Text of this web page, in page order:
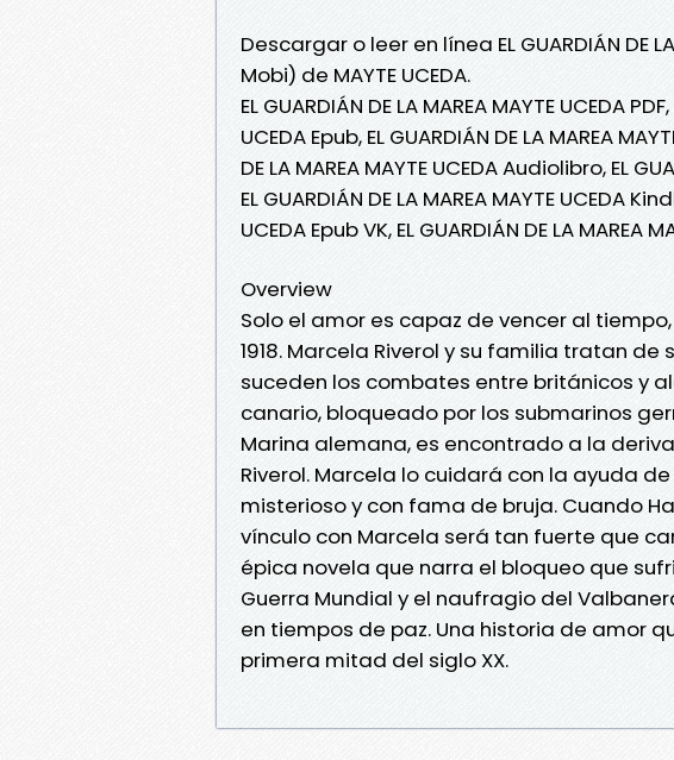
Descargar o leer en línea EL GUARDIÁN DE
Mobi) de MAYTE UCEDA.
EL GUARDIÁN DE LA MAREA MAYTE UCEDA
UCEDA Epub, EL GUARDIÁN DE LA MAREA
DE LA MAREA MAYTE UCEDA Audiolibro, EL
EL GUARDIÁN DE LA MAREA MAYTE UCEDA
UCEDA Epub VK, EL GUARDIÁN DE LA
Overview
Solo el amor es capaz de vencer al
1918. Marcela Riverol y su familia tratan
suceden los combates entre británicos y
canario, bloqueado por los submarinos
Marina alemana, es encontrado a la
Riverol. Marcela lo cuidará con la ayuda
misterioso y con fama de bruja. Cuando
vínculo con Marcela será tan fuerte que
épica novela que narra el bloqueo que
Guerra Mundial y el naufragio del
en tiempos de paz. Una historia de amor
primera mitad del siglo XX.